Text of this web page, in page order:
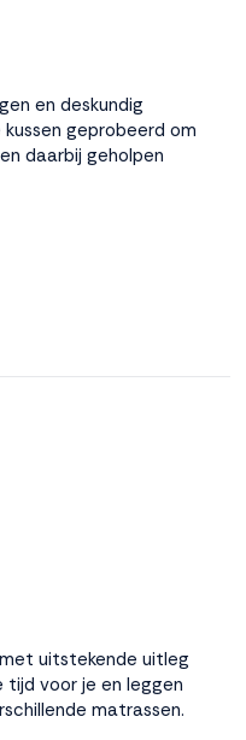
en deskundig
geprobeerd om
daarbij geholpen
uitstekende uitleg
tijd voor je en leggen
matrassen.